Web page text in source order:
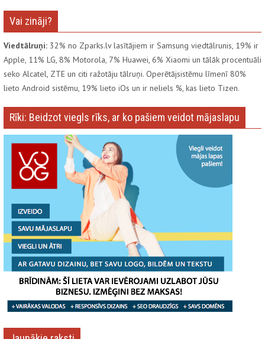
Vai zināji?
Viedtālruņi: 32% no Zparks.lv lasītājiem ir Samsung viedtālrunis, 19% ir
Apple, 11% LG, 8% Motorola, 7% Huawei, 6% Xiaomi un tālāk procentuāli
seko Alcatel, ZTE un citi ražotāju tālruņi. Operētājsistēmu līmenī 80%
lieto Android sistēmu, 19% lieto iOs un ir neliels %, kas lieto Tizen.
Rīki: Beidzot viegls rīks, ar ko pašiem veidot mājaslapu